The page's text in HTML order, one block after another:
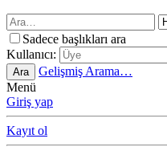
Sadece başlıkları ara
Kullanıcı:
Ara
Gelişmiş Arama…
Menü
Giriş yap
Kayıt ol